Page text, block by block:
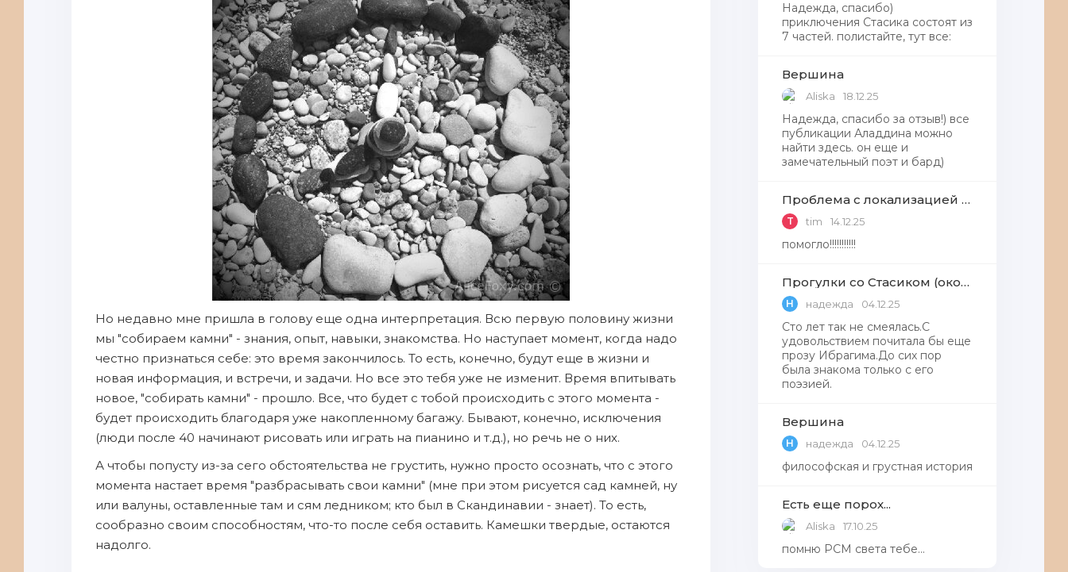
Но недавно мне пришла в голову еще одна интерпретация. Всю первую половину жизни
мы "собираем камни" - знания, опыт, навыки, знакомства. Но наступает момент, когда надо
честно признаться себе: это время закончилось. То есть, конечно, будут еще в жизни и
новая информация, и встречи, и задачи. Но все это тебя уже не изменит. Время впитывать
новое, "собирать камни" - прошло. Все, что будет с тобой происходить с этого момента -
будет происходить благодаря уже накопленному багажу. Бывают, конечно, исключения
(люди после 40 начинают рисовать или играть на пианино и т.д.), но речь не о них.
А чтобы попусту из-за сего обстоятельства не грустить, нужно просто осознать, что с этого
момента настает время "разбрасывать свои камни" (мне при этом рисуется сад камней, ну
или валуны, оставленные там и сям ледником; кто был в Скандинавии - знает). То есть,
сообразно своим способностям, что-то после себя оставить. Камешки твердые, остаются
надолго.
Надежда, спасибо)
приключения Стасика состоят из
7 частей. полистайте, тут все:
Вершина
Aliska 18.12.25
Надежда, cпасибо за отзыв!) все
публикации Аладдина можно
найти здесь. он еще и
замечательный поэт и бард)
Проблема с локализацией языков Windows Defender, Microsoft Store в Windows 11
T tim 14.12.25
помогло!!!!!!!!!!!
Прогулки со Стасиком (окончание)
Н надежда 04.12.25
Сто лет так не смеялась.С
удовольствием почитала бы еще
прозу Ибрагима.До сих пор
была знакома только с его
поэзией.
Вершина
Н надежда 04.12.25
философская и грустная история
Есть еще порох...
Aliska 17.10.25
помню РСМ cвета тебе...